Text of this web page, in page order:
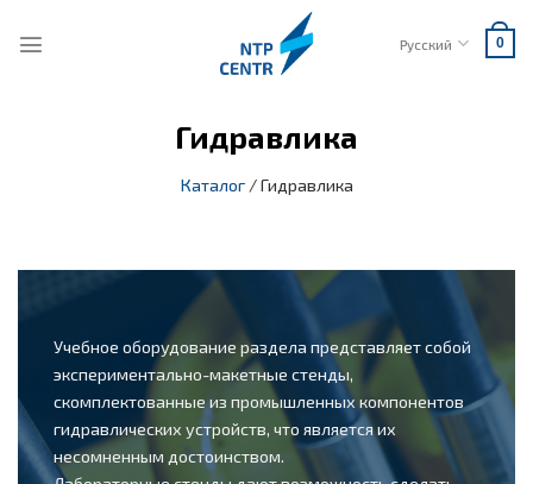
Русский 0
Гидравлика
Каталог /Гидравлика
Учебное оборудование раздела представляет собой
экспериментально-макетные стенды,
скомплектованные из промышленных компонентов
гидравлических устройств, что является их
несомненным достоинством.